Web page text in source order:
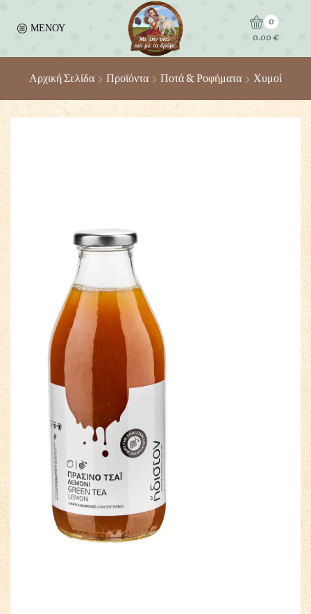
ΜΕΝΟΥ
0
0.00€
Αρχική Σελίδα Προϊόντα Ποτά & Ροφήματα Χυμοί